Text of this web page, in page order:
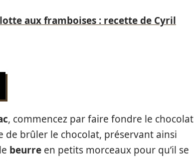
aux framboises : recette de Cyril
, commencez par faire fondre le chocolat
de brûler le chocolat, préservant ainsi
beurre en petits morceaux pour qu’il se